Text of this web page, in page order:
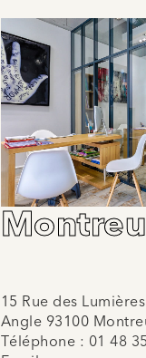
15 Rue des
Angle 93100
Téléphone : 01 48